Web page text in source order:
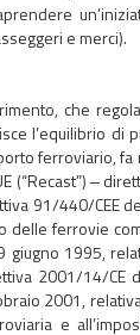
e merci).
che
l’equilibrio di
ferroviario,
(“Recast”) ‒
91/440/CEE
delle ferrovie
giugno 1995,
2001/14/CE
2001,
e